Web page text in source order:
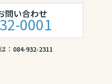
問い合わせ
0001
： 084-932-2311